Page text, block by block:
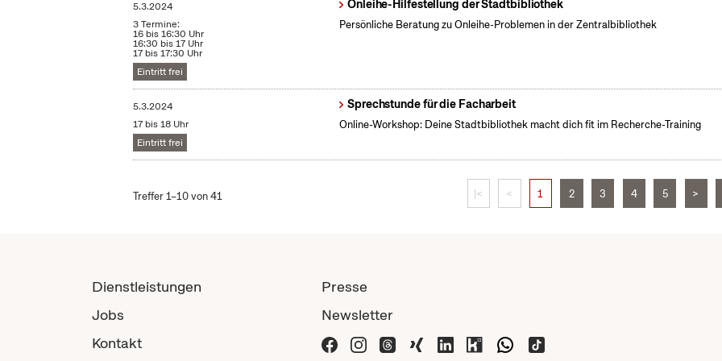
5.3.2024
3 Termine:
16 bis 16:30 Uhr
16:30 bis 17 Uhr
17 bis 17:30 Uhr
Eintritt frei
Onleihe-Hilfestellung der Stadtbibliothek
Persönliche Beratung zu Onleihe-Problemen in der Zentralbibliothek
5.3.2024
17 bis 18 Uhr
Eintritt frei
Sprechstunde für die Facharbeit
Online-Workshop: Deine Stadtbibliothek macht dich fit im Recherche-Training
Treffer 1–10 von 41 |< < 1 2 3 4 5 >
Dienstleistungen
Jobs
Kontakt
Presse
Newsletter